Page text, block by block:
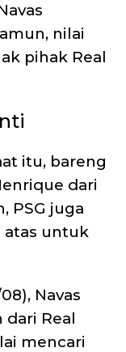
nilai
pihak Real
itu, bareng
dari
PSG juga
atas untuk
Navas
Real
mencari